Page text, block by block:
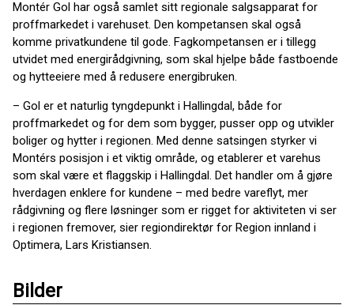
Montér Gol har også samlet sitt regionale salgsapparat for
proffmarkedet i varehuset. Den kompetansen skal også
komme privatkundene til gode. Fagkompetansen er i tillegg
utvidet med energirådgivning, som skal hjelpe både fastboende
og hytteeiere med å redusere energibruken.
– Gol er et naturlig tyngdepunkt i Hallingdal, både for
proffmarkedet og for dem som bygger, pusser opp og utvikler
boliger og hytter i regionen. Med denne satsingen styrker vi
Montérs posisjon i et viktig område, og etablerer et varehus
som skal være et flaggskip i Hallingdal. Det handler om å gjøre
hverdagen enklere for kundene – med bedre vareflyt, mer
rådgivning og flere løsninger som er rigget for aktiviteten vi ser
i regionen fremover, sier regiondirektør for Region innland i
Optimera, Lars Kristiansen.
Bilder